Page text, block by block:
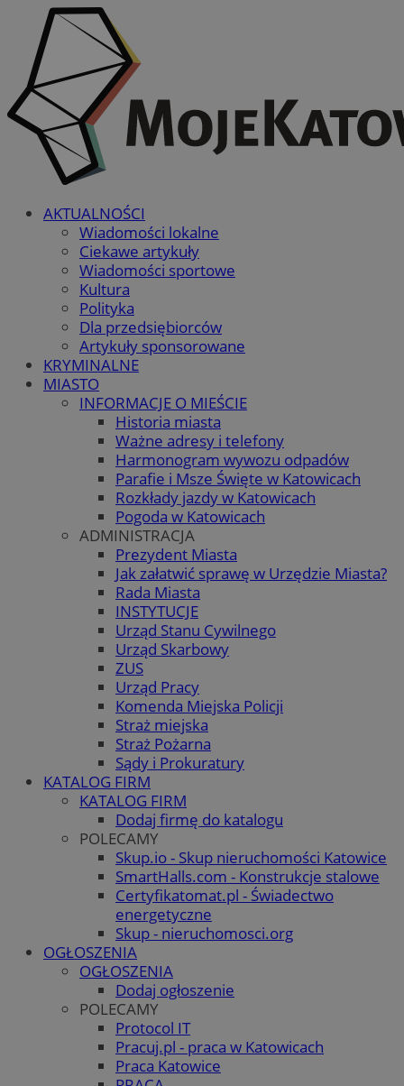
AKTUALNOŚCI
Wiadomości lokalne
Ciekawe artykuły
Wiadomości sportowe
Kultura
Polityka
Dla przedsiębiorców
Artykuły sponsorowane
KRYMINALNE
MIASTO
INFORMACJE O MIEŚCIE
Historia miasta
Ważne adresy i telefony
Harmonogram wywozu odpadów
Parafie i Msze Święte w Katowicach
Rozkłady jazdy w Katowicach
Pogoda w Katowicach
ADMINISTRACJA
Prezydent Miasta
Jak załatwić sprawę w Urzędzie Miasta?
Rada Miasta
INSTYTUCJE
Urząd Stanu Cywilnego
Urząd Skarbowy
ZUS
Urząd Pracy
Komenda Miejska Policji
Straż miejska
Straż Pożarna
Sądy i Prokuratury
KATALOG FIRM
KATALOG FIRM
Dodaj firmę do katalogu
POLECAMY
Skup.io - Skup nieruchomości Katowice
SmartHalls.com - Konstrukcje stalowe
Certyfikatomat.pl - Świadectwo
energetyczne
Skup - nieruchomosci.org
OGŁOSZENIA
OGŁOSZENIA
Dodaj ogłoszenie
POLECAMY
Protocol IT
Pracuj.pl - praca w Katowicach
Praca Katowice